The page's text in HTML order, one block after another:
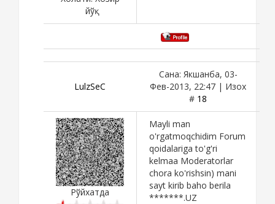
йўқ
LulzSeC
Сана: Якшанба, 03-
Фев-2013, 22:47 | Изох
# 18
Рўйхатда
Mayli man
o'rgatmoqchidim Forum
qoidalariga to'g'ri
kelmaa Moderatorlar
chora ko'rishsin) mani
sayt kirib baho berila
*******.UZ